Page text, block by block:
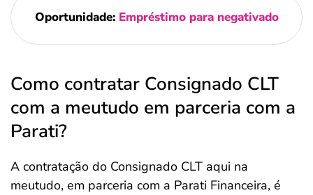
Oportunidade: Empréstimo para negativado
Como contratar Consignado CLT
com a meutudo em parceria com a
Parati?
A contratação do Consignado CLT aqui na
meutudo, em parceria com a Parati Financeira, é